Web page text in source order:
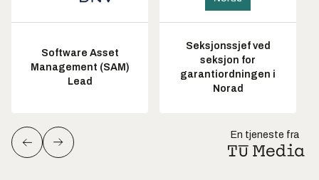
Software Asset
Management (SAM)
Lead
Seksjonssjef ved
seksjon for
garantiordningen i
Norad
En tjeneste fra